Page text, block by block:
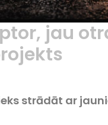
jau
strādāt ar